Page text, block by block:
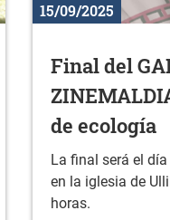
15/09/2025
Final del
de ecología
La final será el
en la iglesia de
horas.